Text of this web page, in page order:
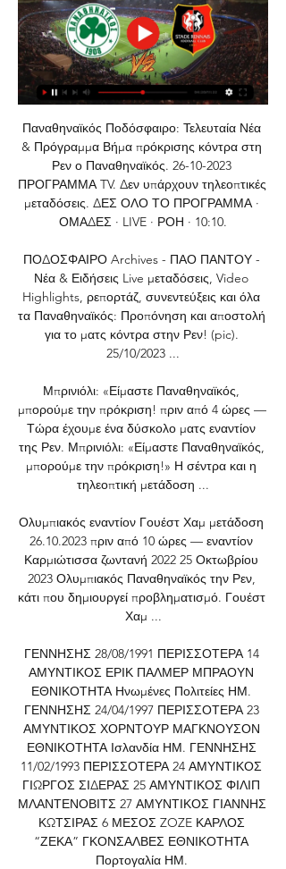
Παναθηναϊκός Ποδόσφαιρο: Τελευταία Νέα
& Πρόγραμμα Βήμα πρόκρισης κόντρα στη
Ρεν ο Παναθηναϊκός. 26-10-2023
ΠΡΟΓΡΑΜΜΑ TV. Δεν υπάρχουν τηλεοπτικές
μεταδόσεις. ΔΕΣ ΟΛΟ ΤΟ ΠΡΟΓΡΑΜΜΑ ·
ΟΜΑΔΕΣ · LIVE · ΡΟΗ · 10:10.
ΠΟΔΟΣΦΑΙΡΟ Archives - ΠΑΟ ΠΑΝΤΟΥ -
Νέα & Ειδήσεις Live μεταδόσεις, Video
Highlights, ρεπορτάζ, συνεντεύξεις και όλα
τα Παναθηναϊκός: Προπόνηση και αποστολή
για το ματς κόντρα στην Ρεν! (pic).
25/10/2023 ...
Μπρινιόλι: «Είμαστε Παναθηναϊκός,
μπορούμε την πρόκριση! πριν από 4 ώρες —
Τώρα έχουμε ένα δύσκολο ματς εναντίον
της Ρεν. Μπρινιόλι: «Είμαστε Παναθηναϊκός,
μπορούμε την πρόκριση!» Η σέντρα και η
τηλεοπτική μετάδοση ...
Ολυμπιακός εναντίον Γουέστ Χαμ μετάδοση
26.10.2023 πριν από 10 ώρες — εναντίον
Καρμιώτισσα ζωντανή 2022 25 Οκτωβρίου
2023 Ολυμπιακός Παναθηναϊκός την Ρεν,
κάτι που δημιουργεί προβληματισμό. Γουέστ
Χαμ ...
ΓΕΝΝΗΣΗΣ 28/08/1991 ΠΕΡΙΣΣΟΤΕΡΑ 14
ΑΜΥΝΤΙΚΟΣ ΕΡΙΚ ΠΑΛΜΕΡ ΜΠΡΑΟΥΝ
ΕΘΝΙΚΟΤΗΤΑ Ηνωμένες Πολιτείες ΗΜ.
ΓΕΝΝΗΣΗΣ 24/04/1997 ΠΕΡΙΣΣΟΤΕΡΑ 23
ΑΜΥΝΤΙΚΟΣ ΧΟΡΝΤΟΥΡ ΜΑΓΚΝΟΥΣΟΝ
ΕΘΝΙΚΟΤΗΤΑ Ισλανδία ΗΜ. ΓΕΝΝΗΣΗΣ
11/02/1993 ΠΕΡΙΣΣΟΤΕΡΑ 24 ΑΜΥΝΤΙΚΟΣ
ΓΙΩΡΓΟΣ ΣΙΔΕΡΑΣ 25 ΑΜΥΝΤΙΚΟΣ ΦΙΛΙΠ
ΜΛΑΝΤΕΝΟΒΙΤΣ 27 ΑΜΥΝΤΙΚΟΣ ΓΙΑΝΝΗΣ
ΚΩΤΣΙΡΑΣ 6 ΜΕΣΟΣ ZOZE ΚΑΡΛΟΣ
“ΖΕΚΑ” ΓΚΟΝΣΑΛΒΕΣ ΕΘΝΙΚΟΤΗΤΑ
Πορτογαλία ΗΜ.